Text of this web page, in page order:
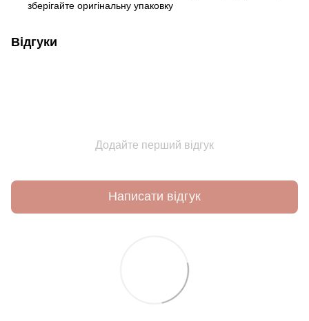
зберігайте оригінальну упаковку
Відгуки
Додайте перший відгук
Написати відгук